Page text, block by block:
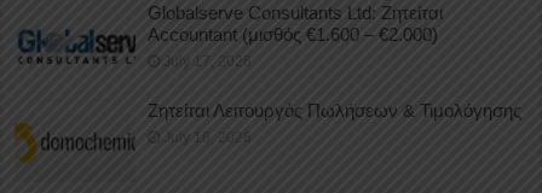
Globalserve Consultants Ltd: Ζητείται
Accountant (μισθός €1.600 – €2.000)
July 17, 2026
Ζητείται Λειτουργός Πωλήσεων & Τιμολόγησης
July 16, 2026